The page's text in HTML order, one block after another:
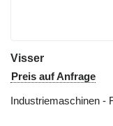
Visser
Preis auf Anfrage
Industriemaschinen -